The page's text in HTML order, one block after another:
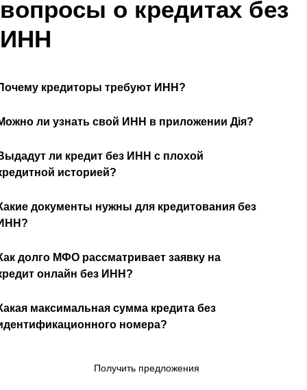
вопросы о кредитах без
ИНН
кредиторы требуют ИНН?
ли узнать свой ИНН в приложении Дiя?
ли кредит без ИНН с плохой
историей?
документы нужны для кредитования без
долго МФО рассматривает заявку на
онлайн без ИНН?
максимальная сумма кредита без
номера?
Получить предложения